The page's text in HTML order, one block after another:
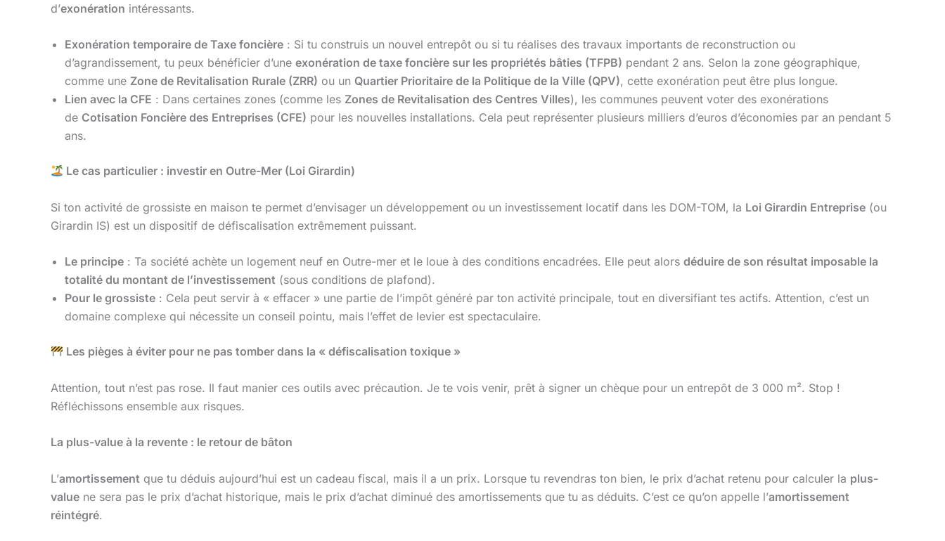
d’exonération intéressants.
Exonération temporaire de Taxe foncière : Si tu construis un nouvel entrepôt ou si tu réalises des travaux importants de reconstruction ou
d’agrandissement, tu peux bénéficier d’une exonération de taxe foncière sur les propriétés bâties (TFPB) pendant 2 ans. Selon la zone géographique,
comme une Zone de Revitalisation Rurale (ZRR) ou un Quartier Prioritaire de la Politique de la Ville (QPV), cette exonération peut être plus longue.
Lien avec la CFE : Dans certaines zones (comme les Zones de Revitalisation des Centres Villes), les communes peuvent voter des exonérations
de Cotisation Foncière des Entreprises (CFE) pour les nouvelles installations. Cela peut représenter plusieurs milliers d’euros d’économies par an pendant 5
ans.
Le cas particulier : investir en Outre-Mer (Loi Girardin)
Si ton activité de grossiste en maison te permet d’envisager un développement ou un investissement locatif dans les DOM-TOM, la Loi Girardin Entreprise (ou
Girardin IS) est un dispositif de défiscalisation extrêmement puissant.
Le principe : Ta société achète un logement neuf en Outre-mer et le loue à des conditions encadrées. Elle peut alors déduire de son résultat imposable la
totalité du montant de l’investissement (sous conditions de plafond).
Pour le grossiste : Cela peut servir à « effacer » une partie de l’impôt généré par ton activité principale, tout en diversifiant tes actifs. Attention, c’est un
domaine complexe qui nécessite un conseil pointu, mais l’effet de levier est spectaculaire.
Les pièges à éviter pour ne pas tomber dans la « défiscalisation toxique »
Attention, tout n’est pas rose. Il faut manier ces outils avec précaution. Je te vois venir, prêt à signer un chèque pour un entrepôt de 3 000 m². Stop !
Réfléchissons ensemble aux risques.
La plus-value à la revente : le retour de bâton
L’amortissement que tu déduis aujourd’hui est un cadeau fiscal, mais il a un prix. Lorsque tu revendras ton bien, le prix d’achat retenu pour calculer la plus-
value ne sera pas le prix d’achat historique, mais le prix d’achat diminué des amortissements que tu as déduits. C’est ce qu’on appelle l’amortissement
réintégré.